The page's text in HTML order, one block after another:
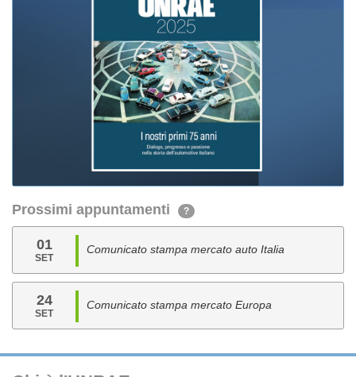
Prossimi appuntamenti ?
01
SET
Comunicato stampa mercato auto Italia
24
SET
Comunicato stampa mercato Europa